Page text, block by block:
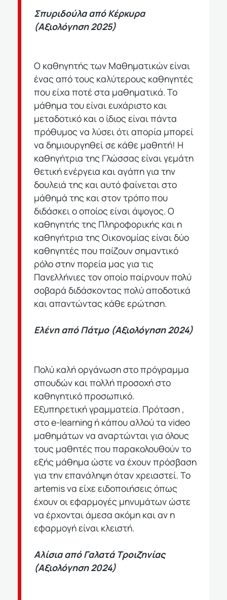
Σπυριδούλα από Κέρκυρα
(Αξιολόγηση 2025)
Ο καθηγητής των Μαθηματικών είναι
ένας από τους καλύτερους καθηγητές
που είχα ποτέ στα μαθηματικά. Το
μάθημα του είναι ευχάριστο και
μεταδοτικό και ο ίδιος είναιπάντα
πρόθυμος να λύσει ότι απορία μπορεί
να δημιουργηθείσε κάθε μαθητή! Η
καθηγήτρια της Γλώσσας είναι γεμάτη
θετικήενέργεια και αγάπη για την
δουλειά της και αυτό φαίνεταιστο
μάθημά της και στον τρόπο που
διδάσκει ο οποίος είναιάψογος. Ο
καθηγητής της Πληροφορικής και η
καθηγήτρια της Οικονομίας είναιδύο
καθηγητές που παίζουν σημαντικό
ρόλο στην πορεία μας για τις
Πανελλήνιες τον οποίο παίρνουν πολύ
σοβαρά διδάσκοντας πολύ αποδοτικά
και απαντώντας κάθε ερώτηση.
Ελένη από Πάτμο (Αξιολόγηση 2024)
Πολύ καλή οργάνωση στο πρόγραμμα
σπουδών και πολλήπροσοχή στο
καθηγητικό προσωπικό.
Εξυπηρετικήγραμματεία. Πρόταση ,
στο e-learning ή κάπου αλλού τα video
μαθημάτων να αναρτώνται για όλους
τους μαθητές που παρακολουθούν το
εξής μάθημα ώστε να έχουν πρόσβαση
για την επανάληψη όταν χρειαστεί. Το
artemis να είχε ειδοποιήσεις όπως
έχουν οι εφαρμογές μηνυμάτων ώστε
να έρχονται άμεσα ακόμη και αν η
εφαρμογή είναι κλειστή.
Αλίσια από Γαλατά Τροιζηνίας
(Αξιολόγηση 2024)